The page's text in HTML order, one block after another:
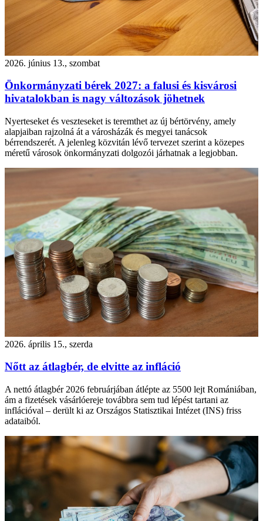
2026. június 13., szombat
Önkormányzati bérek 2027: a falusi és kisvárosi
hivatalokban is nagy változások jöhetnek
Nyerteseket és veszteseket is teremthet az új bértörvény, amely
alapjaiban rajzolná át a városházák és megyei tanácsok
bérrendszerét. A jelenleg közvitán lévő tervezet szerint a közepes
méretű városok önkormányzati dolgozói járhatnak a legjobban.
2026. április 15., szerda
Nőtt az átlagbér, de elvitte az infláció
A nettó átlagbér 2026 februárjában átlépte az 5500 lejt Romániában,
ám a fizetések vásárlóereje továbbra sem tud lépést tartani az
inflációval – derült ki az Országos Statisztikai Intézet (INS) friss
adataiból.